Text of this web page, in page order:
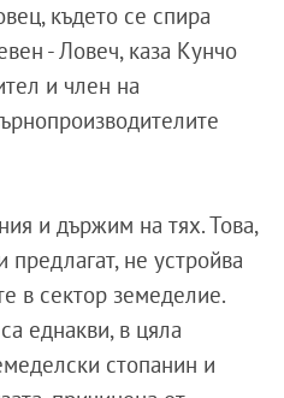
където се спира
- Ловеч, каза Кунчо
и член на
и държим на тях. Това,
не устройва
в сектор земеделие.
еднакви, в цяла
стопанин и